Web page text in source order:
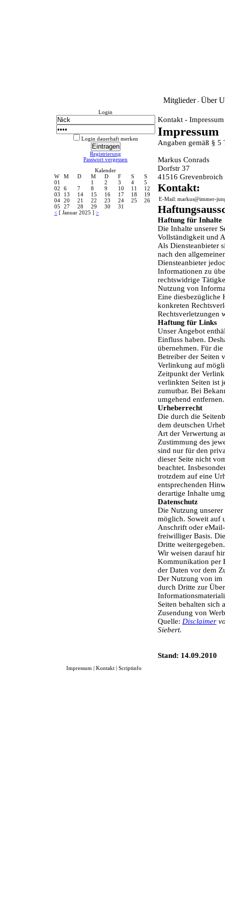
Mitglieder- Über
Login
Login dauerhaft merken
Registrierung
Passwort vergessen
Kalender
W
M D M D F S
S
01
1 2 3 4
5
02
6 7 8 9 10 11
12
03
13 14 15 16 17 18
19
04
20 21 22 23 24 25
26
05
27 28 29 30
31
< [ Januar 2025 ] >
Kontakt - Impressum
Impressum
Angaben gemäß § 5
Markus Conrads
Dorfstr 37
41516 Grevenbroich
Kontakt:
E-Mail: markus@immer-
Haftung für Inhalte
Die Inhalte unserer
Vollständigkeit und
Als Diensteanbieter
nach den
Diensteanbieter
Informationen zu
rechtswidrige
Nutzung von
Eine diesbezügliche
konkreten
Rechtsverletzungen
Haftung für Links
Unser Angebot
Einfluss haben.
übernehmen. Für
Betreiber der Seiten
Verlinkung auf
Zeitpunkt der
verlinkten Seiten ist
zumutbar. Bei
umgehend entfernen.
Urheberrecht
Die durch die
dem deutschen
Art der Verwertung
Zustimmung des
sind nur für den
dieser Seite nicht
beachtet.
trotzdem auf eine
entsprechenden
derartige Inhalte
Datenschutz
Die Nutzung unserer
möglich. Soweit auf
Anschrift oder
freiwilliger Basis.
Dritte weitergegeben.
Wir weisen darauf
Kommunikation per
der Daten vor dem
Der Nutzung von im
durch Dritte zur
Seiten behalten sich
Zusendung von
Quelle: Disclaimer
Siebert.
Stand: 14.09.2010
Impressum Kontakt Scriptinfo